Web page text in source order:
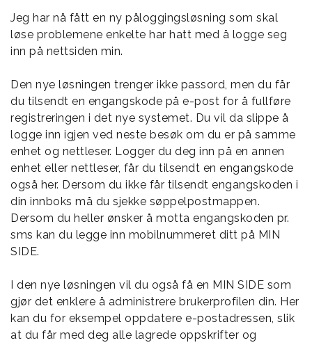
Jeg har nå fått en ny påloggingsløsning som skal
løse problemene enkelte har hatt med å logge seg
inn på nettsiden min.
Den nye løsningen trenger ikke passord, men du får
du tilsendt en engangskode på e-post for å fullføre
registreringen i det nye systemet. Du vil da slippe å
logge inn igjen ved neste besøk om du er på samme
enhet og nettleser. Logger du deg inn på en annen
enhet eller nettleser, får du tilsendt en engangskode
også her. Dersom du ikke får tilsendt engangskoden i
din innboks må du sjekke søppelpostmappen.
Dersom du heller ønsker å motta engangskoden pr.
sms kan du legge inn mobilnummeret ditt på MIN
SIDE.
I den nye løsningen vil du også få en MIN SIDE som
gjør det enklere å administrere brukerprofilen din. Her
kan du for eksempel oppdatere e-postadressen, slik
at du får med deg alle lagrede oppskrifter og